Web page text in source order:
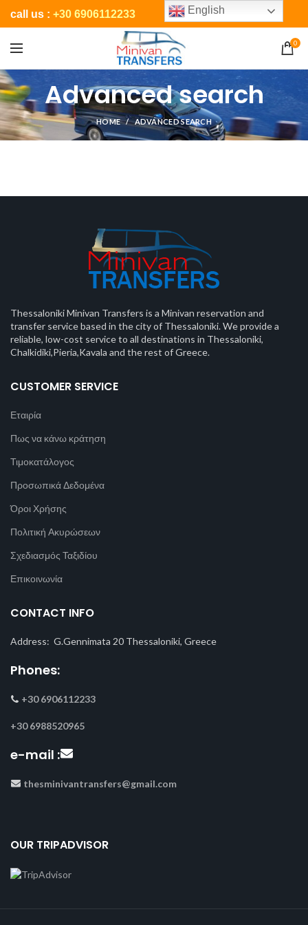
call us : +30 6906112233
0
Advanced search
HOME ADVANCED SEARCH
Thessaloniki Minivan Transfers is a Minivan reservation and
transfer service based in the city of Thessaloniki. We provide a
reliable, low-cost service to all destinations in Thessaloniki,
Chalkidiki,Pieria,Kavala and the rest of Greece.
CUSTOMER SERVICE
Εταιρία
Πως να κάνω κράτηση
Τιμοκατάλογος
Προσωπικά Δεδομένα
Όροι Χρήσης
Πολιτική Ακυρώσεων
Σχεδιασμός Ταξιδίου
Επικοινωνία
CONTACT INFO
Address: G.Gennimata 20 Thessaloniki, Greece
Phones:
+30 6906112233
+30 6988520965
e-mail :
thesminivantransfers@gmail.com
OUR TRIPADVISOR
English